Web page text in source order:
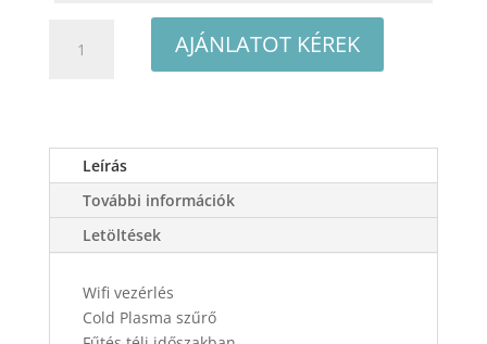
Black
91FE3
oldalfali
klíma
AJÁNLATOT KÉREK
Leírás
További információk
Letöltések
Wifi vezérlés
Cold Plasma szűrő